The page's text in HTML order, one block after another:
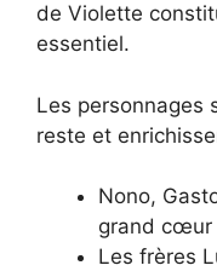
de Violette
essentiel.
Les personnages
reste et
Nono,
grand cœur
Les frères